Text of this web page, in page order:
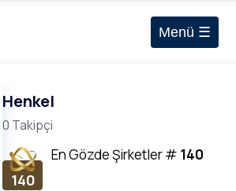
Menü ☰
Henkel
0 Takipçi
140
En Gözde Şirketler# 140